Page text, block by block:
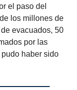
el paso del
los millones de
evacuados, 50
por las
haber sido